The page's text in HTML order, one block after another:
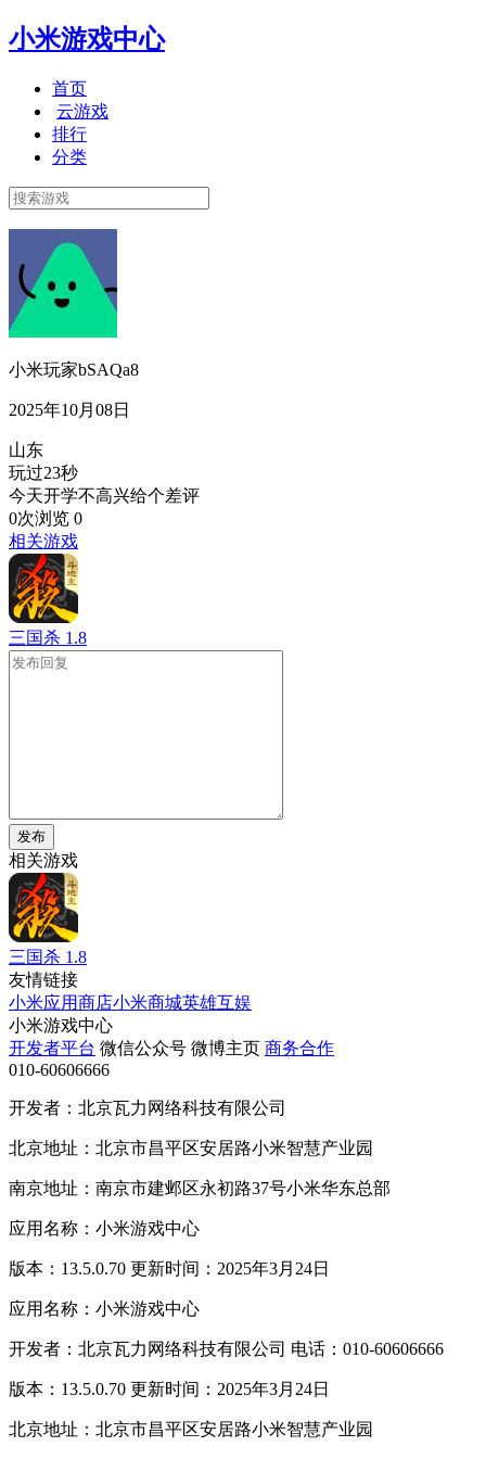
小米游戏中心
首页
云游戏
排行
分类
小米玩家bSAQa8
2025年10月08日
山东
玩过23秒
今天开学不高兴给个差评
0次浏览 0
相关游戏
三国杀 1.8
发布
相关游戏
三国杀 1.8
友情链接
小米应用商店小米商城英雄互娱
小米游戏中心
开发者平台 微信公众号 微博主页 商务合作
010-60606666
开发者：北京瓦力网络科技有限公司
北京地址：北京市昌平区安居路小米智慧产业园
南京地址：南京市建邺区永初路37号小米华东总部
应用名称：小米游戏中心
版本：13.5.0.70 更新时间：2025年3月24日
应用名称：小米游戏中心
开发者：北京瓦力网络科技有限公司 电话：010-60606666
版本：13.5.0.70 更新时间：2025年3月24日
北京地址：北京市昌平区安居路小米智慧产业园